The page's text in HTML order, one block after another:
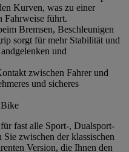
Kurven, was zu einer
Fahrweise führt.
Bremsen, Beschleunigen
sorgt für mehr Stabilität und
und
zwischen Fahrer und
und sicheres
Bike
fast alle Sport-, Dualsport-
zwischen der klassischen
Version, die Ihnen den